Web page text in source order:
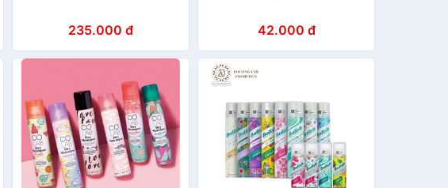
235.000 đ 42.000 đ